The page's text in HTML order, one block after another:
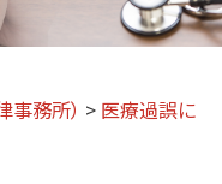
務所） > 医療過誤に